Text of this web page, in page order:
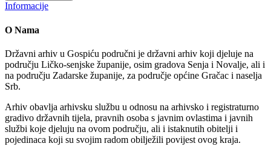
Informacije
O Nama
Državni arhiv u Gospiću područni je državni arhiv koji djeluje na
području Ličko-senjske županije, osim gradova Senja i Novalje, ali i
na području Zadarske županije, za područje općine Gračac i naselja
Srb.
Arhiv obavlja arhivsku službu u odnosu na arhivsko i registraturno
gradivo državnih tijela, pravnih osoba s javnim ovlastima i javnih
službi koje djeluju na ovom području, ali i istaknutih obitelji i
pojedinaca koji su svojim radom obilježili povijest ovog kraja.